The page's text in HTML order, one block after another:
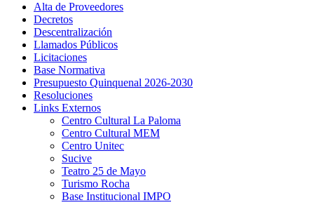
Alta de Proveedores
Decretos
Descentralización
Llamados Públicos
Licitaciones
Base Normativa
Presupuesto Quinquenal 2026-2030
Resoluciones
Links Externos
Centro Cultural La Paloma
Centro Cultural MEM
Centro Unitec
Sucive
Teatro 25 de Mayo
Turismo Rocha
Base Institucional IMPO